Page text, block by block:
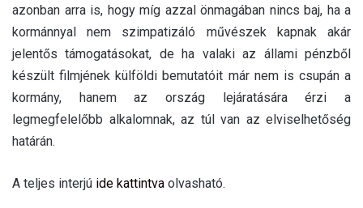
azonban arra is, hogy míg azzal önmagában nincs baj, ha a
kormánnyal nem szimpatizáló művészek kapnak akár
jelentős támogatásokat, de ha valaki az állami pénzből
készült filmjének külföldi bemutatóit már nem is csupán a
kormány, hanem az ország lejáratására érzi a
legmegfelelőbb alkalomnak, az túl van az elviselhetőség
határán.
A teljes interjú ide kattintva olvasható.